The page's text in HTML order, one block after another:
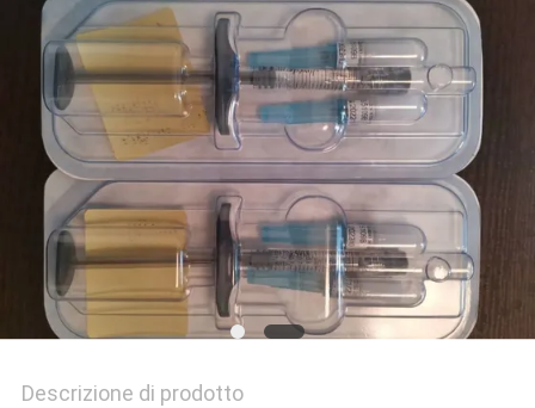
SHOPPING
ONLINE
MAPPA
DEL
SITO
PRIVACY
POLICY
Descrizione di prodotto